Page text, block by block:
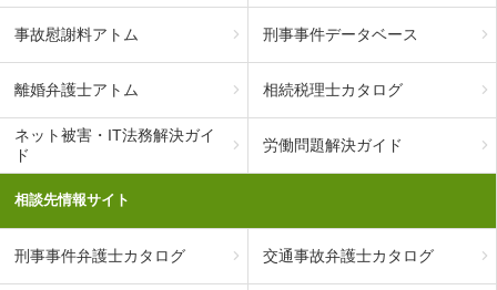
事故慰謝料アトム 刑事事件データベース
離婚弁護士アトム 相続税理士カタログ
ネット被害・IT法務解決ガイ
ド
労働問題解決ガイド
相談先情報サイト
刑事事件弁護士カタログ 交通事故弁護士カタログ